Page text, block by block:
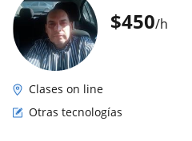
$450/h
Clases on line
Otras tecnologías